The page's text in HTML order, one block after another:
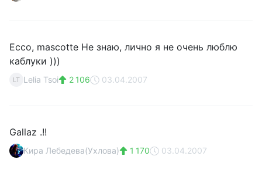
Ecco, mascotte Не знаю, лично я не очень люблю
каблуки )))
LT Lelia Tsoi 2 106 03.04.2007
Gallaz .!!
Кира Лебедева(Ухлова) 1 170 03.04.2007